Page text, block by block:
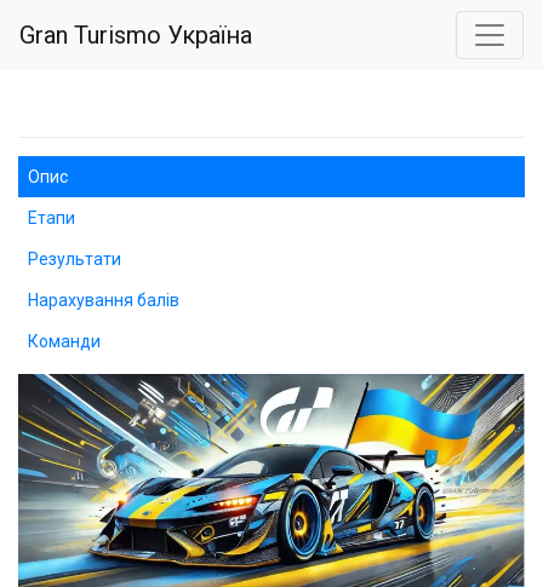
Gran Turismo Україна
Опис
Етапи
Результати
Нарахування балів
Команди